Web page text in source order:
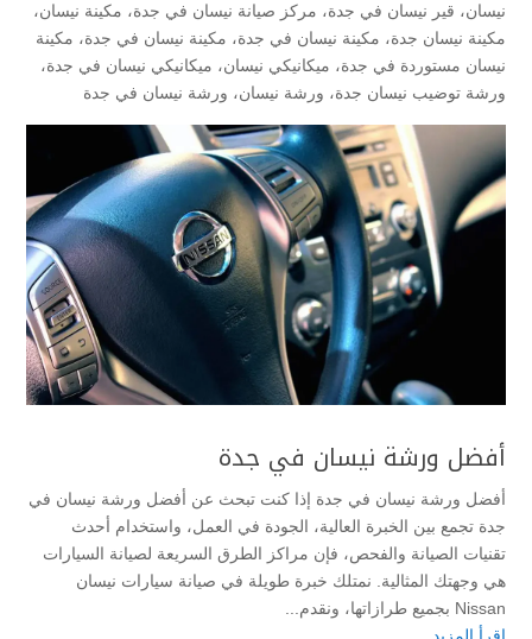
نيسان، قير نيسان في جدة، مركز صيانة نيسان في جدة، مكينة نيسان،
مكينة نيسان جدة، مكينة نيسان في جدة، مكينة نيسان في جدة، مكينة
نيسان مستوردة في جدة، ميكانيكي نيسان، ميكانيكي نيسان في جدة،
ورشة توضيب نيسان جدة، ورشة نيسان، ورشة نيسان في جدة
أفضل ورشة نيسان في جدة
أفضل ورشة نيسان في جدة إذا كنت تبحث عن أفضل ورشة نيسان في
جدة تجمع بين الخبرة العالية، الجودة في العمل، واستخدام أحدث
تقنيات الصيانة والفحص، فإن مراكز الطرق السريعة لصيانة السيارات
هي وجهتك المثالية. نمتلك خبرة طويلة في صيانة سيارات نيسان
Nissan بجميع طرازاتها، ونقدم...
اقرأ المزيد